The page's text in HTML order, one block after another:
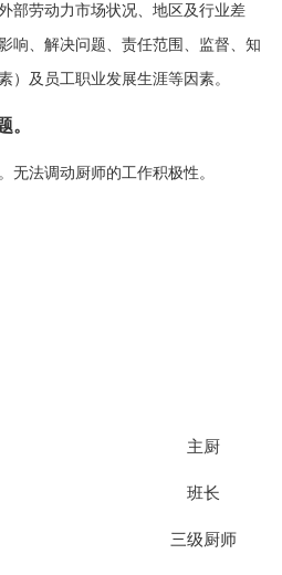
部劳动力市场状况、地区及行业差
响、解决问题、责任范围、监督、知
）及员工职业发展生涯等因素。
。
无法调动厨师的工作积极性。
主厨
班长
三级厨师